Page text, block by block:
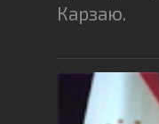
Карзаю.